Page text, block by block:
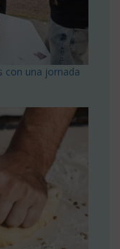
con una jornada